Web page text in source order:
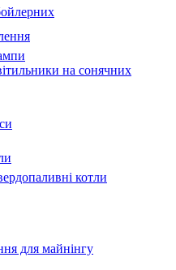
на сонячних
котли
для майнінгу